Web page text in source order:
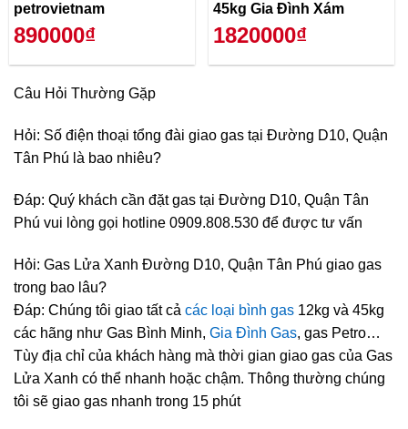
petrovietnam
890000₫
45kg Gia Đình Xám
1820000₫
Câu Hỏi Thường Gặp
Hỏi: Số điện thoại tổng đài giao gas tại Đường D10, Quận
Tân Phú là bao nhiêu?
Đáp: Quý khách cần đặt gas tại Đường D10, Quận Tân
Phú vui lòng gọi hotline 0909.808.530 để được tư vấn
Hỏi: Gas Lửa Xanh Đường D10, Quận Tân Phú giao gas
trong bao lâu?
Đáp: Chúng tôi giao tất cả các loại bình gas 12kg và 45kg
các hãng như Gas Bình Minh, Gia Đình Gas, gas Petro…
Tùy địa chỉ của khách hàng mà thời gian giao gas của Gas
Lửa Xanh có thể nhanh hoặc chậm. Thông thường chúng
tôi sẽ giao gas nhanh trong 15 phút